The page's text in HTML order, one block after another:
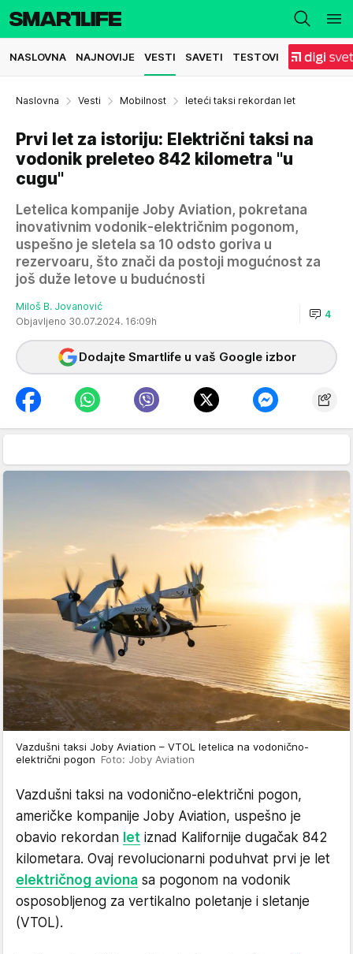
NASLOVNA NAJNOVIJE VESTI SAVETI TESTOVI
Naslovna Vesti Mobilnost leteći taksi rekordan let
Prvi let za istoriju: Električni taksi na
vodonik preleteo 842 kilometra "u
cugu"
Letelica kompanije Joby Aviation, pokretana
inovativnim vodonik-električnim pogonom,
uspešno je sletela sa 10 odsto goriva u
rezervoaru, što znači da postoji mogućnost za
još duže letove u budućnosti
Miloš B. Jovanović
Objavljeno 30.07.2024. 16:09h
4
Dodajte Smartlife u vaš Google izbor
Vazdušni taksi Joby Aviation – VTOL letelica na vodonično-
električni pogon Foto: Joby Aviation
Vazdušni taksi na vodonično-električni pogon,
američke kompanije Joby Aviation, uspešno je
obavio rekordan let iznad Kalifornije dugačak 842
kilometara. Ovaj revolucionarni poduhvat prvi je let
električnog aviona sa pogonom na vodonik
osposobljenog za vertikalno poletanje i sletanje
(VTOL).